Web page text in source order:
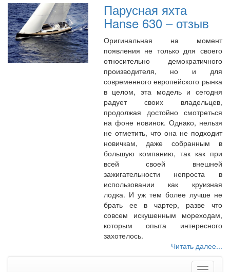
Парусная яхта
Hanse 630 – отзыв
Оригинальная на момент
появления не только для своего
относительно демократичного
производителя, но и для
современного европейского рынка
в целом, эта модель и сегодня
радует своих владельцев,
продолжая достойно смотреться
на фоне новинок. Однако, нельзя
не отметить, что она не подходит
новичкам, даже собранным в
большую компанию, так как при
всей своей внешней
зажигательности непроста в
использовании как круизная
лодка. И уж тем более лучше не
брать ее в чартер, разве что
совсем искушенным мореходам,
которым опыта интересного
захотелось.
Читать далее...